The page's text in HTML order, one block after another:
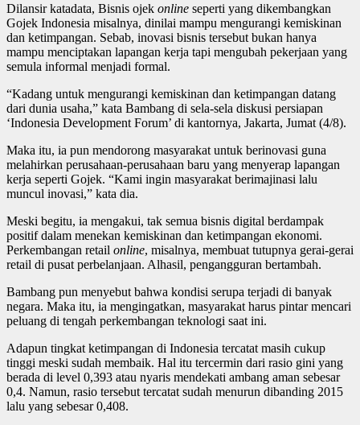
Dilansir katadata, Bisnis ojek online seperti yang dikembangkan
Gojek Indonesia misalnya, dinilai mampu mengurangi kemiskinan
dan ketimpangan. Sebab, inovasi bisnis tersebut bukan hanya
mampu menciptakan lapangan kerja tapi mengubah pekerjaan yang
semula informal menjadi formal.
“Kadang untuk mengurangi kemiskinan dan ketimpangan datang
dari dunia usaha,” kata Bambang di sela-sela diskusi persiapan
‘Indonesia Development Forum’ di kantornya, Jakarta, Jumat (4/8).
Maka itu, ia pun mendorong masyarakat untuk berinovasi guna
melahirkan perusahaan-perusahaan baru yang menyerap lapangan
kerja seperti Gojek. “Kami ingin masyarakat berimajinasi lalu
muncul inovasi,” kata dia.
Meski begitu, ia mengakui, tak semua bisnis digital berdampak
positif dalam menekan kemiskinan dan ketimpangan ekonomi.
Perkembangan retail online, misalnya, membuat tutupnya gerai-gerai
retail di pusat perbelanjaan. Alhasil, pengangguran bertambah.
Bambang pun menyebut bahwa kondisi serupa terjadi di banyak
negara. Maka itu, ia mengingatkan, masyarakat harus pintar mencari
peluang di tengah perkembangan teknologi saat ini.
Adapun tingkat ketimpangan di Indonesia tercatat masih cukup
tinggi meski sudah membaik. Hal itu tercermin dari rasio gini yang
berada di level 0,393 atau nyaris mendekati ambang aman sebesar
0,4. Namun, rasio tersebut tercatat sudah menurun dibanding 2015
lalu yang sebesar 0,408.